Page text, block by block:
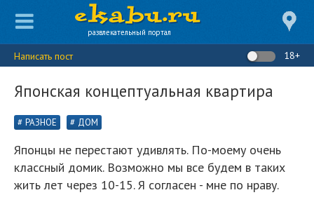
развлекательный портал
Написать пост 18+
Японская концептуальная квартира
РАЗНОЕ ДОМ
Японцы не перестают удивлять. По-моему очень
классный домик. Возможно мы все будем в таких
жить лет через 10-15. Я согласен - мне по нраву.